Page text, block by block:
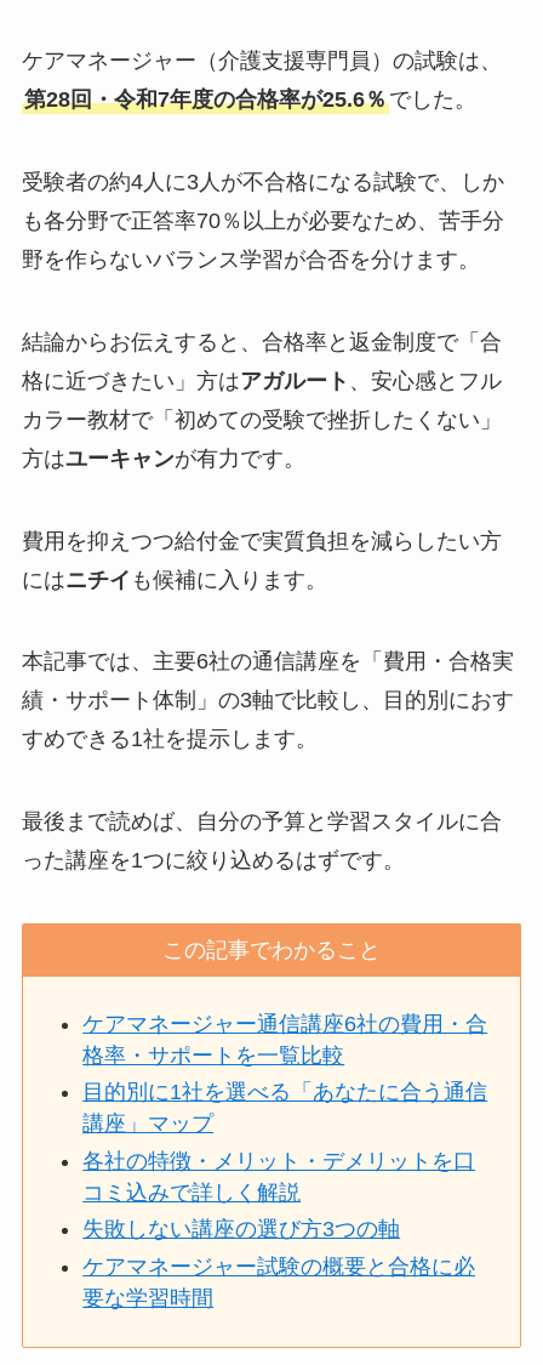
ケアマネージャー（介護支援専門員）の試験は、
第28回・令和7年度の合格率が25.6％でした。
受験者の約4人に3人が不合格になる試験で、しか
も各分野で正答率70％以上が必要なため、苦手分
野を作らないバランス学習が合否を分けます。
結論からお伝えすると、合格率と返金制度で「合
格に近づきたい」方はアガルート 、安心感とフル
カラー教材で「初めての受験で挫折したくない」
方はユーキャンが有力です。
費用を抑えつつ給付金で実質負担を減らしたい方
にはニチイ も候補に入ります。
本記事では、主要6社の通信講座を「費用・合格実
績・サポート体制」の3軸で比較し、目的別におす
すめできる1社を提示します。
最後まで読めば、自分の予算と学習スタイルに合
った講座を1つに絞り込めるはずです。
この記事でわかること
ケアマネージャー通信講座6社の費用・合
格率・サポートを一覧比較
目的別に1社を選べる「あなたに合う通信
講座」マップ
各社の特徴・メリット・デメリットを口
コミ込みで詳しく解説
失敗しない講座の選び方3つの軸
ケアマネージャー試験の概要と合格に必
要な学習時間